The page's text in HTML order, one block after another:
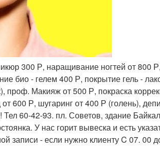
300 Р, наращивание ногтей от 800 Р,
био - гелем 400 Р, покрытие гель -
проф. Макияж от 500 Р, покраска
600 Р, шугаринг от 400 Р (голень),
60-42-93. пл. Советов, здание
У нас горит вывеска и есть
записи - если нужно клиенту C 07. 00